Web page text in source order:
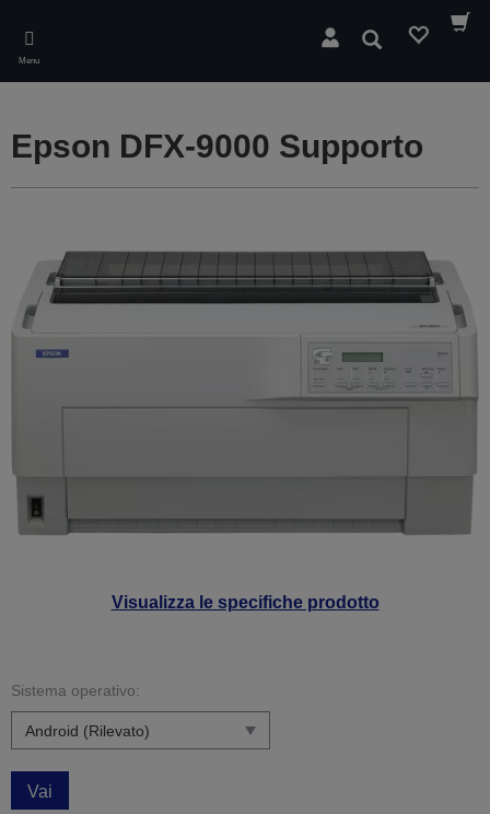
main
content
Menu
Cerca
Visualizza le specifiche prodotto
Epson DFX-9000 Supporto
Sistema operativo:
Vai